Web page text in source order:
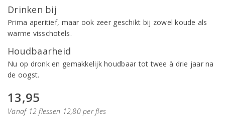
Drinken bij
Prima aperitief, maar ook zeer geschikt bij zowel koude als
warme visschotels.
Houdbaarheid
Nu op dronk en gemakkelijk houdbaar tot twee à drie jaar na
de oogst.
13,95
Vanaf 12 flessen 12,80 per fles